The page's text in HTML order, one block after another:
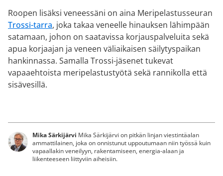
Roopen lisäksi veneessäni on aina Meripelastusseuran
Trossi-tarra, joka takaa veneelle hinauksen lähimpään
satamaan, johon on saatavissa korjauspalveluita sekä
apua korjaajan ja veneen väliaikaisen säilytyspaikan
hankinnassa. Samalla Trossi-jäsenet tukevat
vapaaehtoista meripelastustyötä sekä rannikolla että
sisävesillä.
Mika Särkijärvi Mika Särkijärvi on pitkän linjan viestintäalan
ammattilainen, joka on onnistunut uppoutumaan niin työssä kuin
vapaallakin veneilyyn, rakentamiseen, energia-alaan ja
liikenteeseen liittyviin aiheisiin.